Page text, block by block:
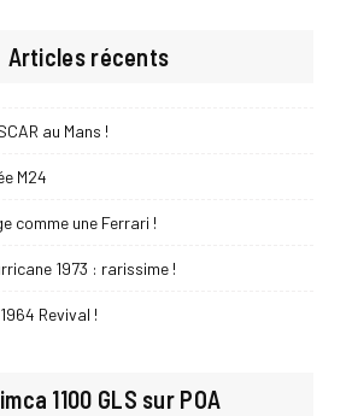
Articles récents
au Mans !
M24
comme une Ferrari !
1973 : rarissime !
Revival !
1100 GLS sur POA